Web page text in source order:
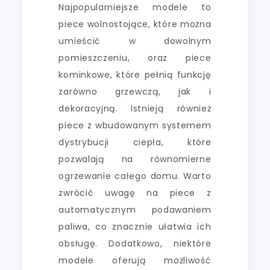
Najpopularniejsze modele to
piece wolnostojące, które można
umieścić w dowolnym
pomieszczeniu, oraz piece
kominkowe, które pełnią funkcję
zarówno grzewczą, jak i
dekoracyjną. Istnieją również
piece z wbudowanym systemem
dystrybucji ciepła, które
pozwalają na równomierne
ogrzewanie całego domu. Warto
zwrócić uwagę na piece z
automatycznym podawaniem
paliwa, co znacznie ułatwia ich
obsługę. Dodatkowo, niektóre
modele oferują możliwość